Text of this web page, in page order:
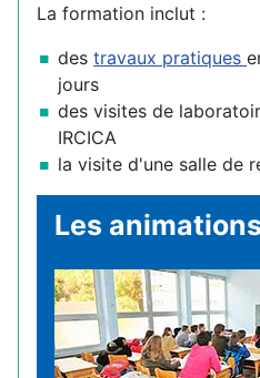
La formation inclut :
destravaux pratiques
jours
des visites de
IRCICA
la visite d'une salle de
Les